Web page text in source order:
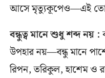
আসে মৃত্যুকূপেও—এই তো
বন্ধুত্ব মানে শুধু শব্দ নয় :
উপহার নয়—বন্ধু মানে
রিপন, তরিকুল, হাশেম ও